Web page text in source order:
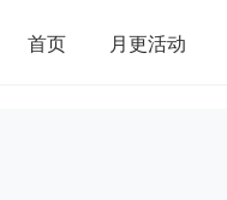
首页 月更活动